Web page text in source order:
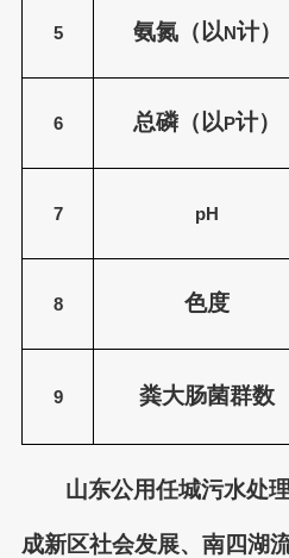
5 氨氮（以N计）
6 总磷（以P计）
7 pH
8 色度
9 粪大肠菌群数
山东公用任城污水处
成新区社会发展、南四湖